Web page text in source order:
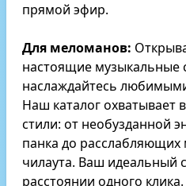
прямой эфир.
Для меломанов:
настоящие музыкальные
наслаждайтесь
Наш каталог охватывает
стили: от необузданной
панка до
чилаута. Ваш идеальный
расстоянии одного клика.